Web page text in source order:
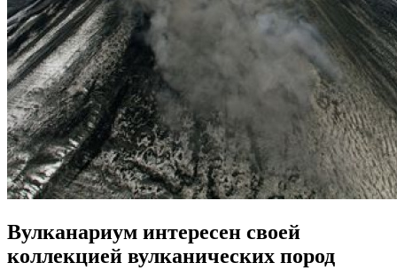
Вулканариум интересен своей
коллекцией вулканических пород